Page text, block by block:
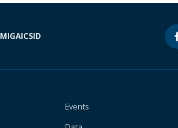
MIGAICSID
Events